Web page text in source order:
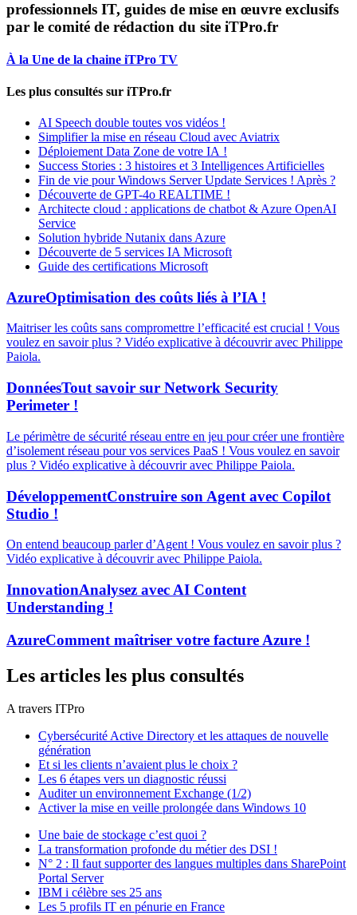
professionnels IT, guides de mise en œuvre exclusifs
par le comité de rédaction du site iTPro.fr
À la Une de la chaine iTPro TV
Les plus consultés sur iTPro.fr
AI Speech double toutes vos vidéos !
Simplifier la mise en réseau Cloud avec Aviatrix
Déploiement Data Zone de votre IA !
Success Stories : 3 histoires et 3 Intelligences Artificielles
Fin de vie pour Windows Server Update Services ! Après ?
Découverte de GPT-4o REALTIME !
Architecte cloud : applications de chatbot & Azure OpenAI
Service
Solution hybride Nutanix dans Azure
Découverte de 5 services IA Microsoft
Guide des certifications Microsoft
AzureOptimisation des coûts liés à l’IA !
Maitriser les coûts sans compromettre l’efficacité est crucial ! Vous
voulez en savoir plus ? Vidéo explicative à découvrir avec Philippe
Paiola.
DonnéesTout savoir sur Network Security
Perimeter !
Le périmètre de sécurité réseau entre en jeu pour créer une frontière
d’isolement réseau pour vos services PaaS ! Vous voulez en savoir
plus ? Vidéo explicative à découvrir avec Philippe Paiola.
DéveloppementConstruire son Agent avec Copilot
Studio !
On entend beaucoup parler d’Agent ! Vous voulez en savoir plus ?
Vidéo explicative à découvrir avec Philippe Paiola.
InnovationAnalysez avec AI Content
Understanding !
AzureComment maîtriser votre facture Azure !
Les articles les plus consultés
A travers ITPro
Cybersécurité Active Directory et les attaques de nouvelle
génération
Et si les clients n’avaient plus le choix ?
Les 6 étapes vers un diagnostic réussi
Auditer un environnement Exchange (1/2)
Activer la mise en veille prolongée dans Windows 10
Une baie de stockage c’est quoi ?
La transformation profonde du métier des DSI !
N° 2 : Il faut supporter des langues multiples dans SharePoint
Portal Server
IBM i célèbre ses 25 ans
Les 5 profils IT en pénurie en France